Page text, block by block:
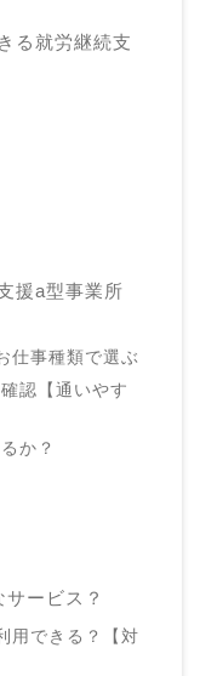
る就労継続支
援a型事業所
仕事種類で選ぶ
認【通いやす
か？
ービス？
用できる？【対